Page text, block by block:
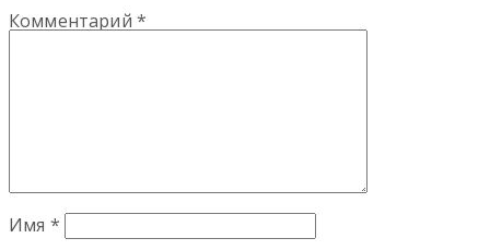
Комментарий *
Имя *